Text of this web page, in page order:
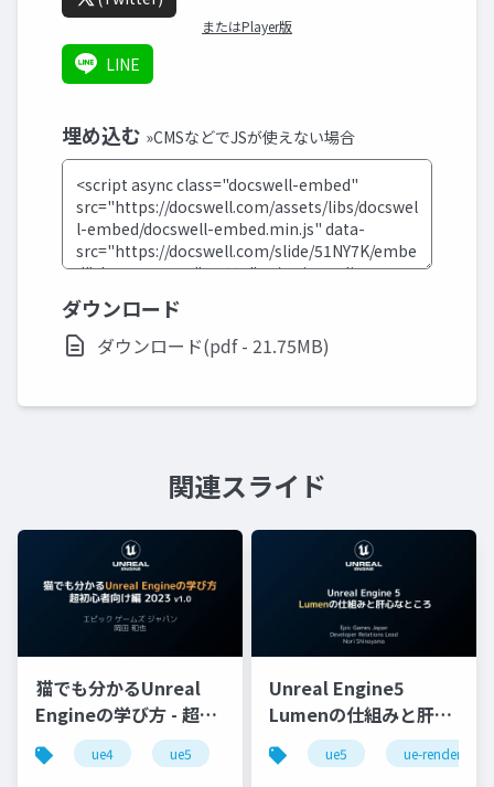
またはPlayer版
LINE
埋め込む »CMSなどでJSが使えない場合
ダウンロード
ダウンロード(pdf - 21.75MB)
関連スライド
猫でも分かるUnreal
Engineの学び方 - 超初
心者向け編 - 2023 v1.0
ue4 ue5 ue-beginner
Unreal Engine5
Lumenの仕組みと肝心
なところ
ue5 ue-rendering